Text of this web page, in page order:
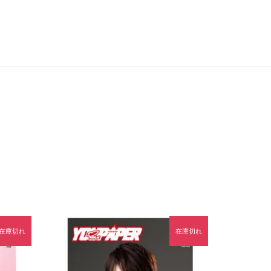
庫切れ 在庫切れ